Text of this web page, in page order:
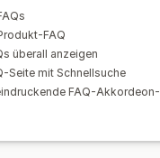
FAQ
überall anzeigen
Seite mit Schnellsuche
FAQ-